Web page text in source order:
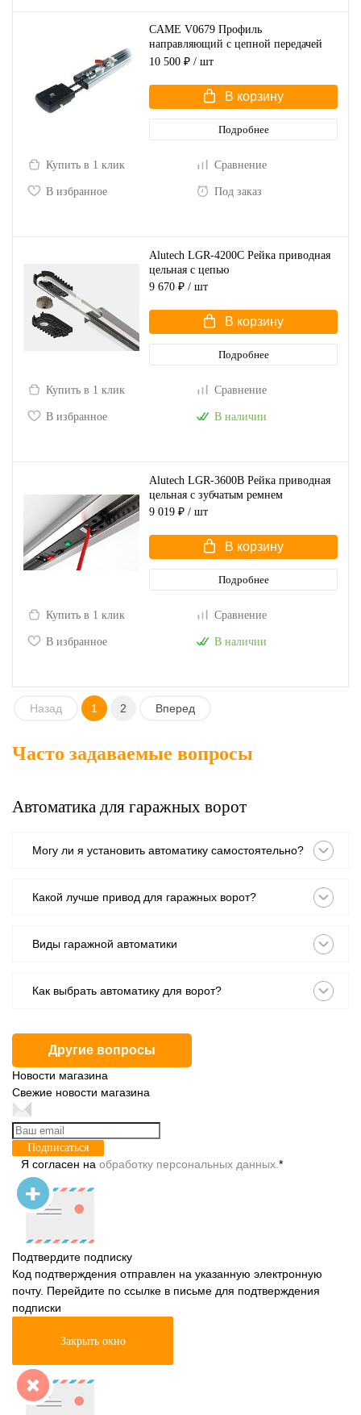
CAME V0679 Профиль
направляющий с цепной передачей
для ворот высотой до 2,25 м
10 500 ₽ / шт
В корзину
Подробнее
Купить в 1 клик Сравнение
В избранное Под заказ
Alutech LGR-4200C Рейка приводная
цельная с цепью
9 670 ₽ / шт
В корзину
Подробнее
Купить в 1 клик Сравнение
В избранное В наличии
Alutech LGR-3600B Рейка приводная
цельная с зубчатым ремнем
9 019 ₽ / шт
В корзину
Подробнее
Купить в 1 клик Сравнение
В избранное В наличии
Назад 1 2 Вперед
Часто задаваемые вопросы
Автоматика для гаражных ворот
Могу ли я установить автоматику самостоятельно?
Какой лучше привод для гаражных ворот?
Виды гаражной автоматики
Как выбрать автоматику для ворот?
Другие вопросы
Новости магазина
Свежие новости магазина
Подписаться
Я согласен на обработку персональных данных. *
Подтвердите подписку
Код подтверждения отправлен на указанную электронную
почту. Перейдите по ссылке в письме для подтверждения
подписки
Закрыть окно